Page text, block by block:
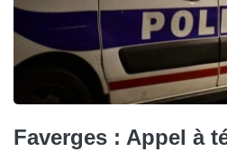
Faverges : Appel à